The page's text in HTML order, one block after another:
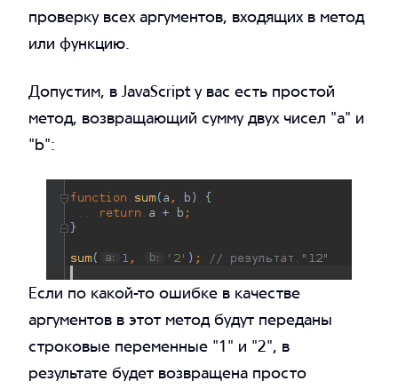
проверку всех аргументов, входящих в метод
или функцию.
Допустим, в JavaScript у вас есть простой
метод, возвращающий сумму двух чисел "a" и
"b":
Если по какой-то ошибке в качестве
аргументов в этот метод будут переданы
строковые переменные "1" и "2", в
результате будет возвращена просто